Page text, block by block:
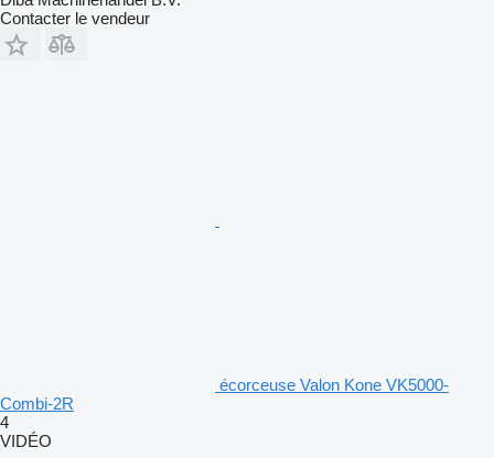
Contacter le vendeur
écorceuse Valon Kone VK5000-
Combi-2R
4
VIDÉO